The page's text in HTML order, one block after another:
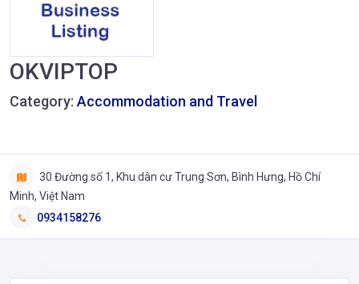
OKVIPTOP
Category: Accommodation and Travel
30 Đường số 1, Khu dân cư Trung Sơn, Bình Hưng, Hồ Chí
Minh, Việt Nam
0934158276